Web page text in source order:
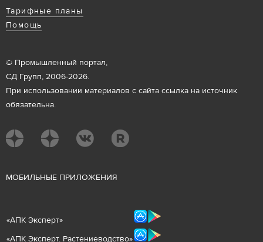
Тарифные планы
Помощь
© Промышленный портал,
СД Групп, 2006-2026.
При использовании материалов с сайта ссылка на источник
обязательна.
МОБИЛЬНЫЕ ПРИЛОЖЕНИЯ
«АПК Эксперт»
«АПК Эксперт. Растениеводство»